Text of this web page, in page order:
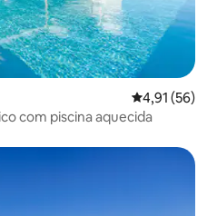
4,91 de uma
4,91 (56)
com piscina aquecida